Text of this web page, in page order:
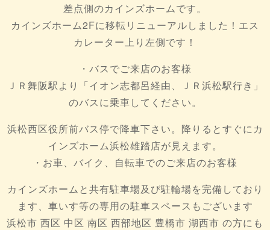
差点側のカインズホームです。
カインズホーム2Fに移転リニューアルしました！エス
カレーター上り左側です！
・バスでご来店のお客様
ＪＲ舞阪駅より「イオン志都呂経由、ＪＲ浜松駅行き」
のバスに乗車してください。
浜松西区役所前バス停で降車下さい。降りるとすぐにカ
インズホーム浜松雄踏店が見えます。
・お車、バイク、自転車でのご来店のお客様
カインズホームと共有駐車場及び駐輪場を完備しており
ます、車いす等の専用の駐車スペースもございます
浜松市 西区 中区 南区 西部地区 豊橋市 湖西市 の方にも